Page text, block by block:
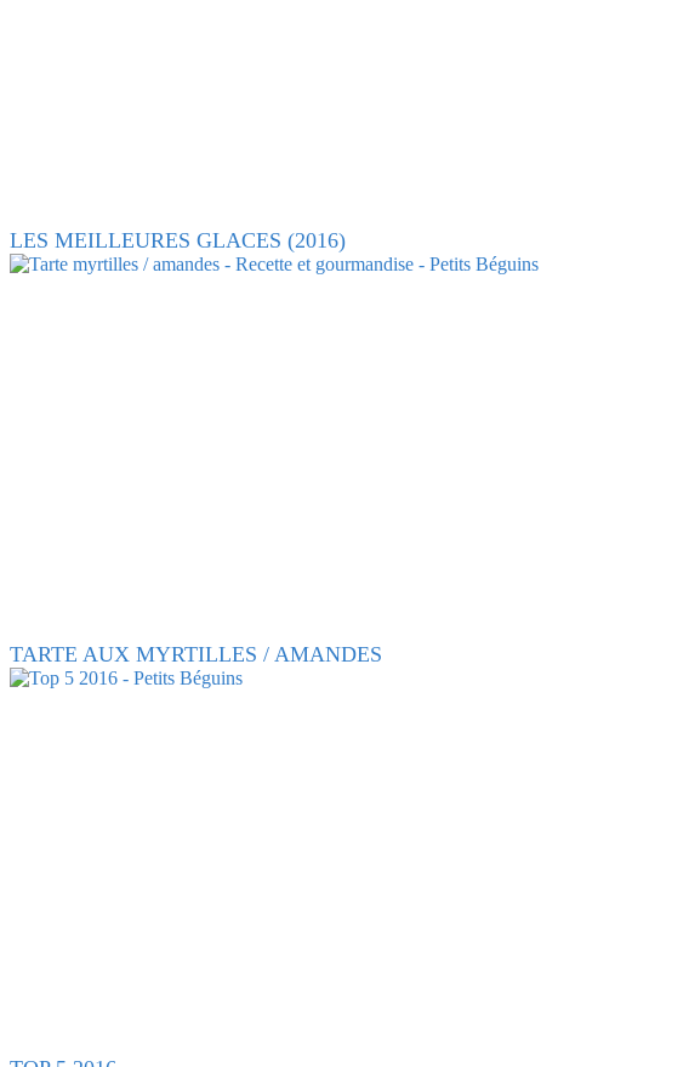
LES MEILLEURES GLACES (2016)
TARTE AUX MYRTILLES / AMANDES